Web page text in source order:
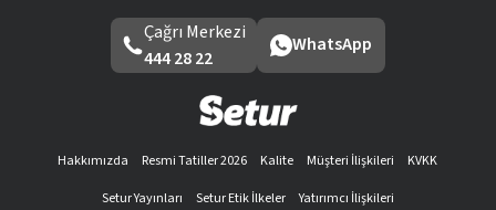
Çağrı Merkezi
444 28 22
WhatsApp
Hakkımızda Resmi Tatiller 2026 Kalite Müşteri İlişkileri
KVKK
Setur Yayınları
Setur Etik İlkeler
Yatırımcı İlişkileri